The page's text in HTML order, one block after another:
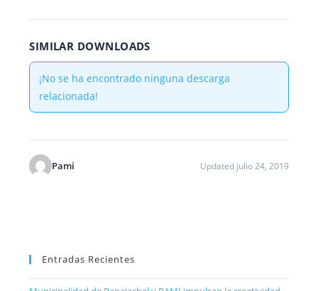
SIMILAR DOWNLOADS
¡No se ha encontrado ninguna descarga
relacionada!
Pami Updated julio 24, 2019
Entradas Recientes